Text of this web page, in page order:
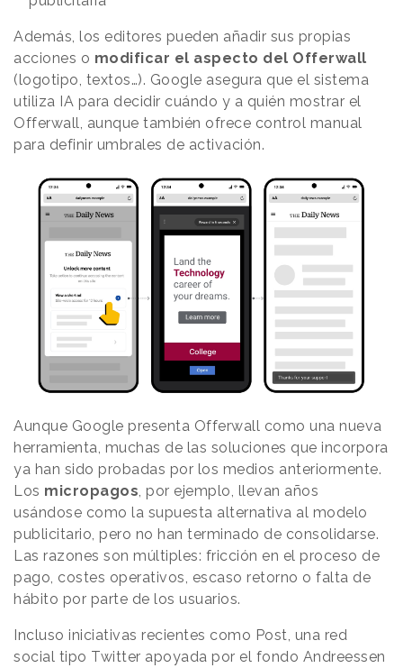
Además, los editores pueden añadir sus propias
acciones o modificar el aspecto del Offerwall
(logotipo, textos…). Google asegura que el sistema
utiliza IA para decidir cuándo y a quién mostrar el
Offerwall, aunque también ofrece control manual
para definir umbrales de activación.
Aunque Google presenta Offerwall como una nueva
herramienta, muchas de las soluciones que incorpora
ya han sido probadas por los medios anteriormente.
Los micropagos , por ejemplo, llevan años
usándose como la supuesta alternativa al modelo
publicitario, pero no han terminado de consolidarse.
Las razones son múltiples: fricción en el proceso de
pago, costes operativos, escaso retorno o falta de
hábito por parte de los usuarios.
Incluso iniciativas recientes como Post, una red
social tipo Twitter apoyada por el fondo Andreessen